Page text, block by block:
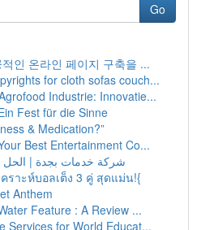
Go
인 온라인 페이지 구축을 ...
for cloth sofas couch...
Industrie: Innovatie...
Fest für die Sinne
& Medication?”
Best Entertainment Co...
شركة خدمات بجدة | الحل
ราะห์บอลเต็ง 3 คู่ สุดแม่น!{
Anthem
Feature : A Review ...
Services for World Educat...